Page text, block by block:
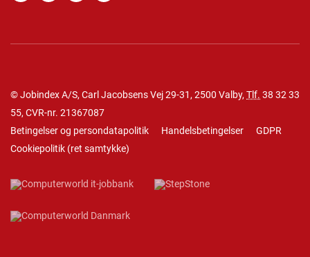
© Jobindex A/S, Carl Jacobsens Vej 29-31, 2500 Valby, Tlf. 38 32 33
55, CVR-nr. 21367087
Betingelser og persondatapolitik
Handelsbetingelser
GDPR
Cookiepolitik (ret samtykke)